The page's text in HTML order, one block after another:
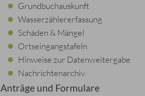
Grundbuchauskunft
Wasserzählererfassung
Schäden & Mängel
Ortseingangstafeln
Hinweise zur Datenweitergabe
Nachrichtenarchiv
Anträge und Formulare